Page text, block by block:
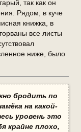
так как он
Рядом, в куче
книжка, в
все листы
ниже, было
бродить по
на какой-
уровень это
крайне плохо,